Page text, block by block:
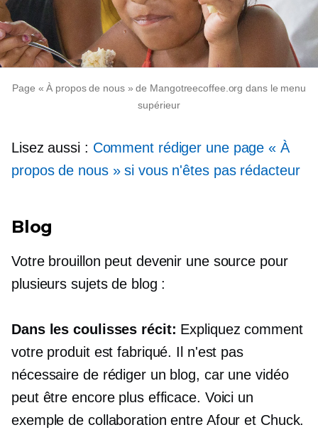
Page « À propos de nous » de Mangotreecoffee.org dans le menu
supérieur
Lisez aussi : Comment rédiger une page « À
propos de nous » si vous n'êtes pas rédacteur
Blog
Votre brouillon peut devenir une source pour
plusieurs sujets de blog :
Dans les coulisses récit: Expliquez comment
votre produit est fabriqué. Il n'est pas
nécessaire de rédiger un blog, car une vidéo
peut être encore plus efficace. Voici un
exemple de collaboration entre Afour et Chuck.